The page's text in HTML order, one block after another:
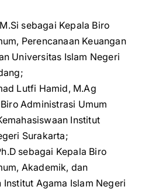
sebagai Kepala Biro
Perencanaan Keuangan
Universitas Islam Negeri
Lutfi Hamid, M.Ag
Administrasi Umum
Institut
Surakarta;
sebagai Kepala Biro
Akademik, dan
Institut Agama Islam Negeri